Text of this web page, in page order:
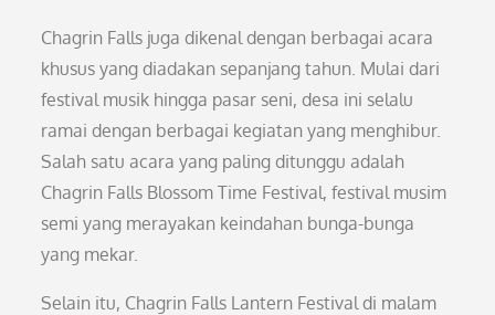
Chagrin Falls juga dikenal dengan berbagai acara
khusus yang diadakan sepanjang tahun. Mulai dari
festival musik hingga pasar seni, desa ini selalu
ramai dengan berbagai kegiatan yang menghibur.
Salah satu acara yang paling ditunggu adalah
Chagrin Falls Blossom Time Festival, festival musim
semi yang merayakan keindahan bunga-bunga
yang mekar.
Selain itu, Chagrin Falls Lantern Festival di malam